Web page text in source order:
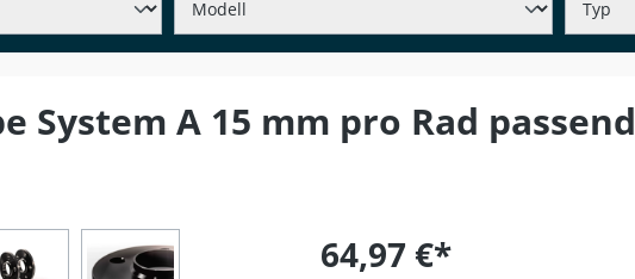
A 15 mm pro Rad passend
64,97 €*